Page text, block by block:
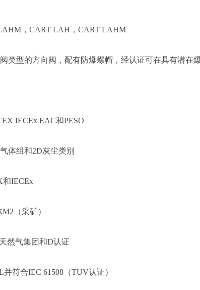
，CART LAH，CART LAHM
类型的方向阀，配有防爆螺帽，经认证可在具有潜在
IECEx EAC和PESO
体组和2D灰尘类别
和IECEx
（采矿）
然气集团和D认证
并符合IEC 61508（TUV认证）